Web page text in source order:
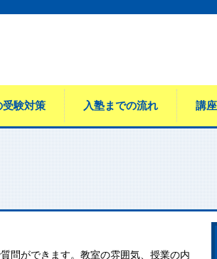
受験対策 入塾までの流れ 講
問ができます。教室の雰囲気、授業の内